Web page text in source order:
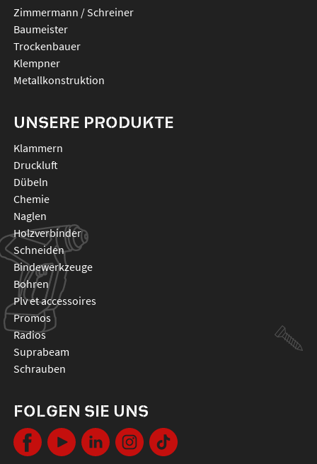
Zimmermann / Schreiner
Baumeister
Trockenbauer
Klempner
Metallkonstruktion
UNSERE PRODUKTE
klammern
druckluft
dübeln
chemie
naglen
holzverbinder
schneiden
bindewerkzeuge
bohren
plv et accessoires
promos
radios
suprabeam
schrauben
FOLGEN SIE UNS